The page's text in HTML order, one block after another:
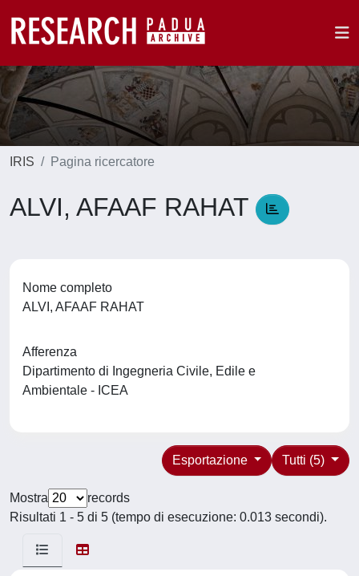
IRIS Pagina ricercatore
ALVI, AFAAF RAHAT
Nome completo
ALVI, AFAAF RAHAT
Afferenza
Dipartimento di Ingegneria Civile, Edile e
Ambientale - ICEA
Tutti (5)
Esportazione
Mostra
records
Risultati 1 - 5 di 5 (tempo di esecuzione: 0.013 secondi).